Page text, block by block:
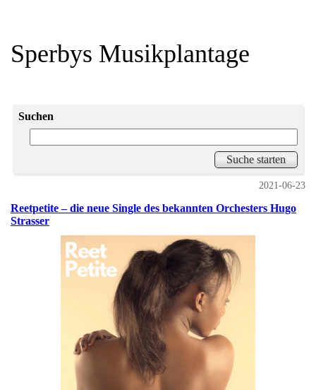
Sperbys Musikplantage
Suchen
2021-06-23
Reetpetite – die neue Single des bekannten Orchesters Hugo
Strasser